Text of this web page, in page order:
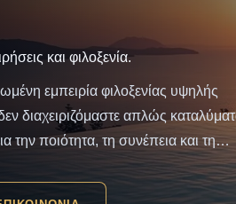
και φιλοξενία.
εμπειρία φιλοξενίας υψηλής
την ποιότητα, τη συνέπεια και τη
κρατήσεων, την
της διαμονής, εξασφαλίζοντας